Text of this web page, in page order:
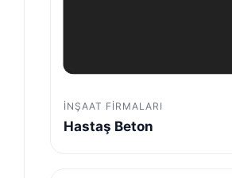
İNŞAAT FIRMALARI
Hastaş Beton